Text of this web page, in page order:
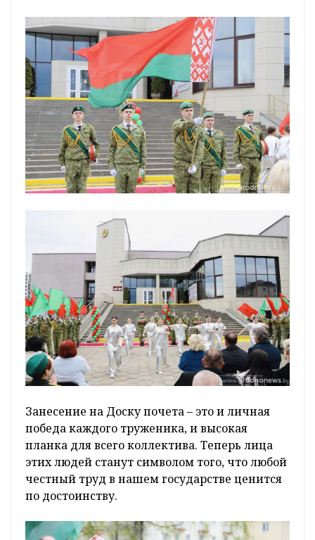
Занесение на Доску почета – это и личная
победа каждого труженика, и высокая
планка для всего коллектива. Теперь лица
этих людей станут символом того, что любой
честный труд в нашем государстве ценится
по достоинству.